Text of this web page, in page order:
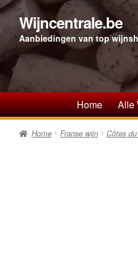
Ga
door
naar
navigatie
Ga
direct
naar
Wijncentrale.be
Aanbiedingen van top
Home Alle
Home Franse wijn Côtes